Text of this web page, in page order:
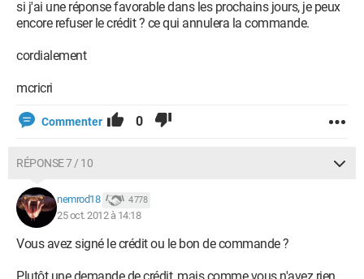
si j'ai une réponse favorable dans les prochains jours, je peux
encore refuser le crédit ? ce qui annulera la commande.
cordialement
mcricri
Commenter 0
RÉPONSE 7 / 10
nemrod18 4 778
25 oct. 2012 à 14:18
Vous avez signé le crédit ou le bon de commande ?